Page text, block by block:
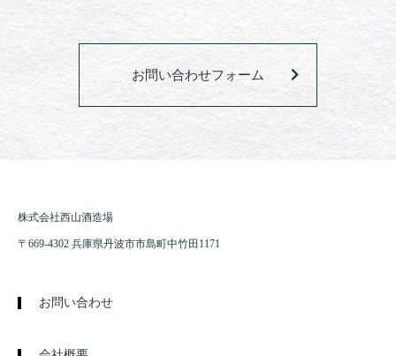
お問い合わせフォーム
株式会社西山酒造場
〒669-4302 兵庫県丹波市市島町中竹田1171
お問い合わせ